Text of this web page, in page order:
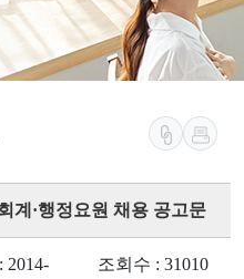
계·행정요원 채용 공고문
2014-
조회수 : 31010